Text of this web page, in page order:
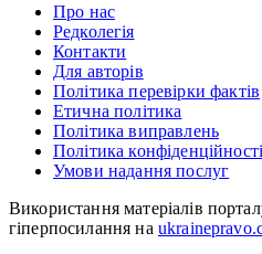
Про нас
Редколегія
Контакти
Для авторів
Політика перевірки фактів
Етична політика
Політика виправлень
Політика конфіденційності
Умови надання послуг
Використання матеріалів
гіперпосилання на